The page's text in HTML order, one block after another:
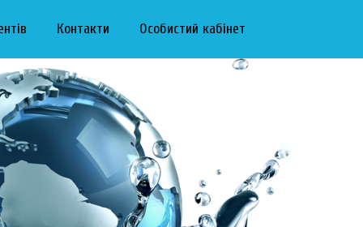
Контакти Особистий кабінет